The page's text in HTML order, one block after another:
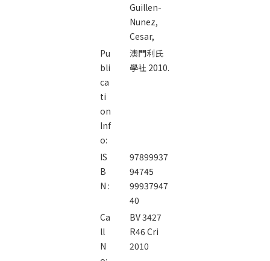
Guillen-
Nunez,
Cesar,
Pu
bli
ca
ti
on
Inf
o:
澳門利氏
學社 2010.
IS
B
N :
97899937
94745
99937947
40
Ca
ll
N
BV 3427
R46 Cri
2010